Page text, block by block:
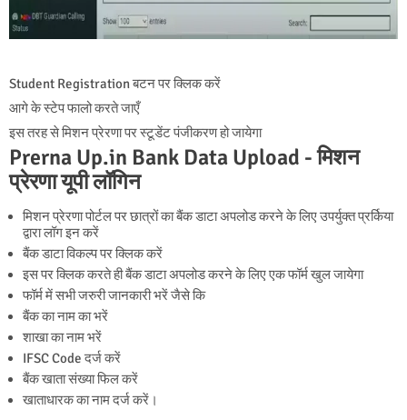
Student Registration बटन पर क्लिक करें
आगे के स्टेप फालो करते जाएँ
इस तरह से मिशन प्रेरणा पर स्टूडेंट पंजीकरण हो जायेगा
Prerna Up.in Bank Data Upload - मिशन
प्रेरणा यूपी लॉगिन
मिशन प्रेरणा पोर्टल पर छात्रों का बैंक डाटा अपलोड करने के लिए उपर्युक्त प्रर्किया
द्वारा लॉग इन करें
बैंक डाटा विकल्प पर क्लिक करें
इस पर क्लिक करते ही बैंक डाटा अपलोड करने के लिए एक फॉर्म खुल जायेगा
फॉर्म में सभी जरुरी जानकारी भरें जैसे कि
बैंक का नाम का भरें
शाखा का नाम भरें
IFSC Code दर्ज करें
बैंक खाता संख्या फिल करें
खाताधारक का नाम दर्ज करें।